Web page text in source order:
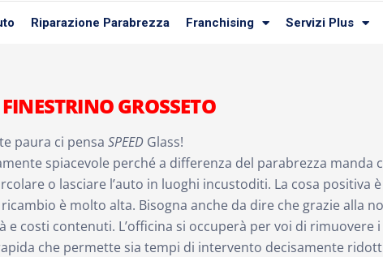
Riparazione Parabrezza Franchising Servizi Plus
GROSSETO
paura ci pensa SPEED Glass!
spiacevole perché a differenza del parabrezza manda
o lasciare l’auto in luoghi incustoditi. La cosa positiva
è molto alta. Bisogna anche da dire che grazie alla
costi contenuti. L’officina si occuperà per voi di
che permette sia tempi di intervento decisamente